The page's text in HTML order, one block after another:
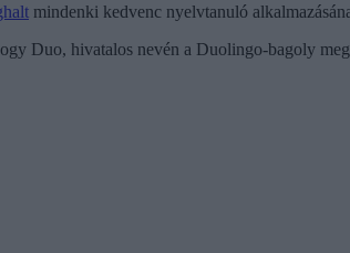
mindenki kedvenc nyelvtanuló
Duo, hivatalos nevén a Duolingo-bagoly